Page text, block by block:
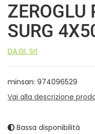
ZEROGLU
SURG
DA.GI. Srl
minsan: 974096529
Vai alla descrizione
Bassa disponibilità